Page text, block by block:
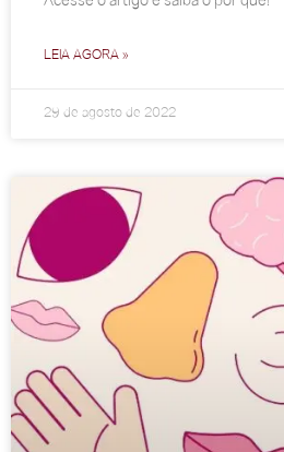
LEIA AGORA »
29 de agosto de 2022